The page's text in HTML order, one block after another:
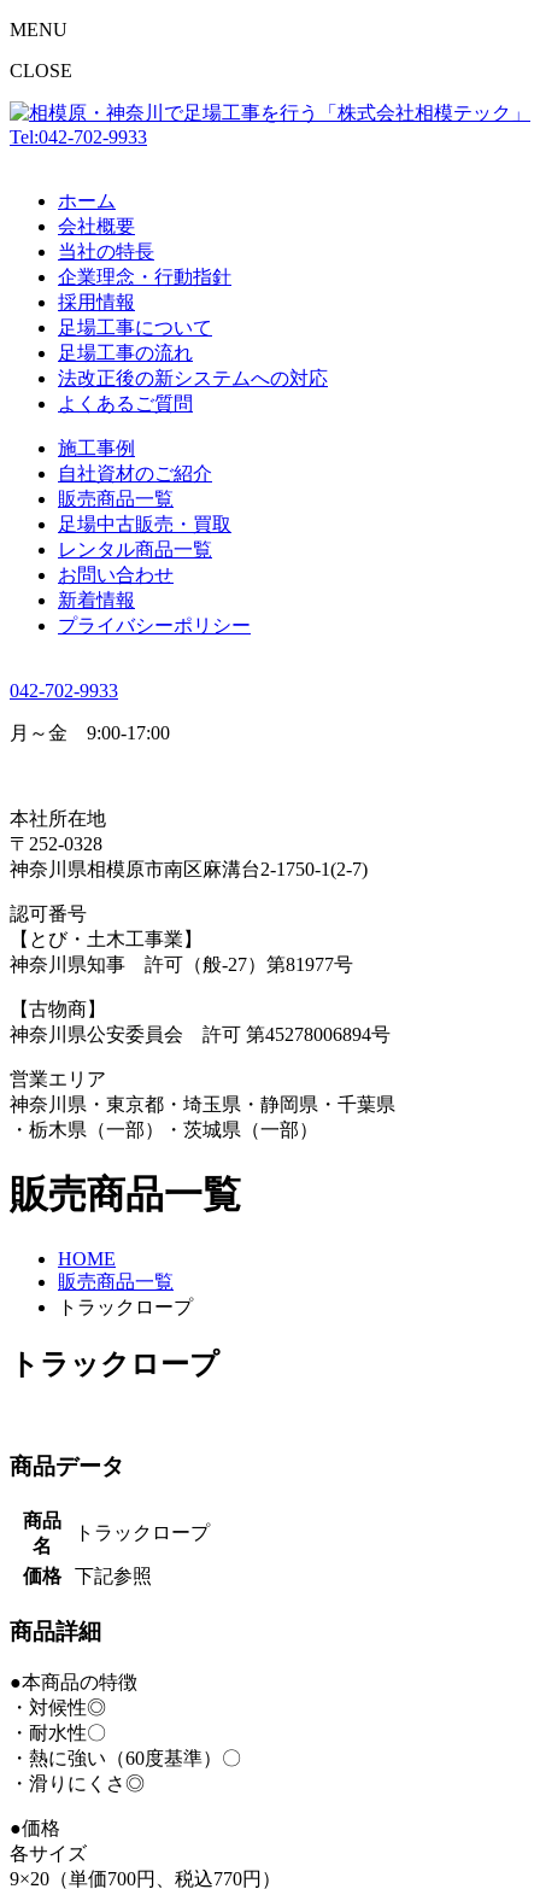
MENU
CLOSE
Tel:042-702-9933
ホーム
会社概要
当社の特長
企業理念・行動指針
採用情報
足場工事について
足場工事の流れ
法改正後の新システムへの対応
よくあるご質問
施工事例
自社資材のご紹介
販売商品一覧
足場中古販売・買取
レンタル商品一覧
お問い合わせ
新着情報
プライバシーポリシー
042-702-9933
月～金 9:00-17:00
本社所在地
〒252-0328
神奈川県相模原市南区麻溝台2-1750-1(2-7)
認可番号
【とび・土木工事業】
神奈川県知事 許可（般-27）第81977号
【古物商】
神奈川県公安委員会 許可 第45278006894号
営業エリア
神奈川県・東京都・埼玉県・静岡県・千葉県
・栃木県（一部）・茨城県（一部）
販売商品一覧
HOME
販売商品一覧
トラックロープ
トラックロープ
商品データ
商品
名
トラックロープ
価格 下記参照
商品詳細
●本商品の特徴
・対候性◎
・耐水性〇
・熱に強い（60度基準）〇
・滑りにくさ◎
●価格
各サイズ
9×20（単価700円、税込770円）